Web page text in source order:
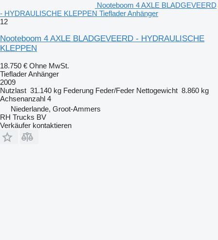
Nooteboom 4 AXLE BLADGEVEERD
- HYDRAULISCHE KLEPPEN Tieflader Anhänger
12
Nooteboom 4 AXLE BLADGEVEERD - HYDRAULISCHE
KLEPPEN
18.750 € Ohne MwSt.
Tieflader Anhänger
2009
Nutzlast 31.140 kg Federung Feder/Feder Nettogewicht 8.860 kg
Achsenanzahl 4
Niederlande, Groot-Ammers
RH Trucks BV
Verkäufer kontaktieren